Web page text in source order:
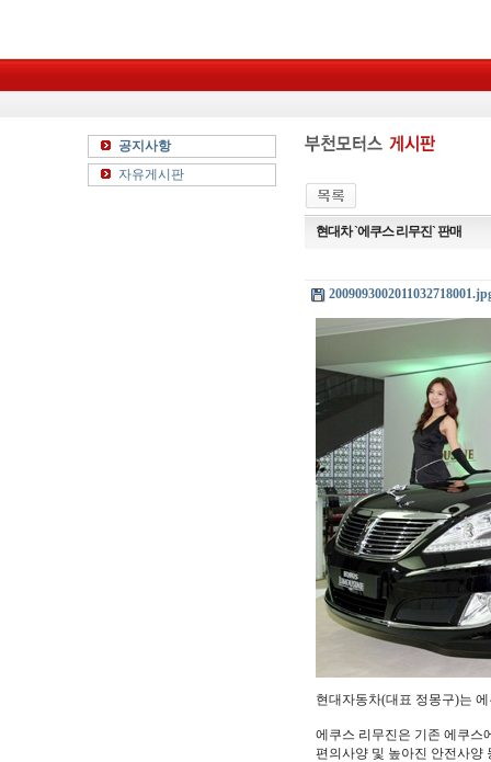
공지사항
자유게시판
현대차 `에쿠스 리무진` 판매
현대자동차(대표 정몽구)는
에쿠스 리무진은 기존 에쿠스
편의사양 및 높아진 안전사양